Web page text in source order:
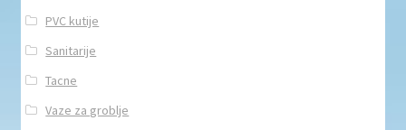
PVC kutije
Sanitarije
Tacne
Vaze za groblje